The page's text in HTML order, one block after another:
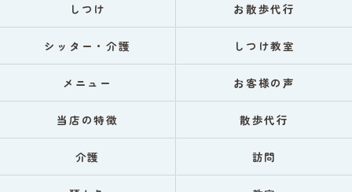
しつけ お散歩代行
シッター・介護 しつけ教室
メニュー お客様の声
当店の特徴 散歩代行
介護 訪問